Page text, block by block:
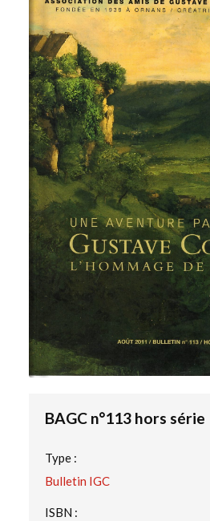
BAGC n°113 hors série
Type :
Bulletin IGC
ISBN :